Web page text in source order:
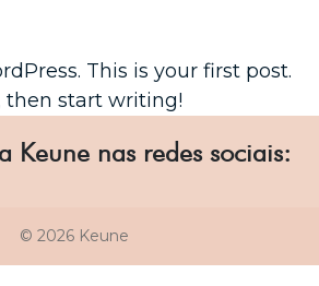
This is your first post.
then start writing!
Keune nas redes sociais:
© 2026 Keune